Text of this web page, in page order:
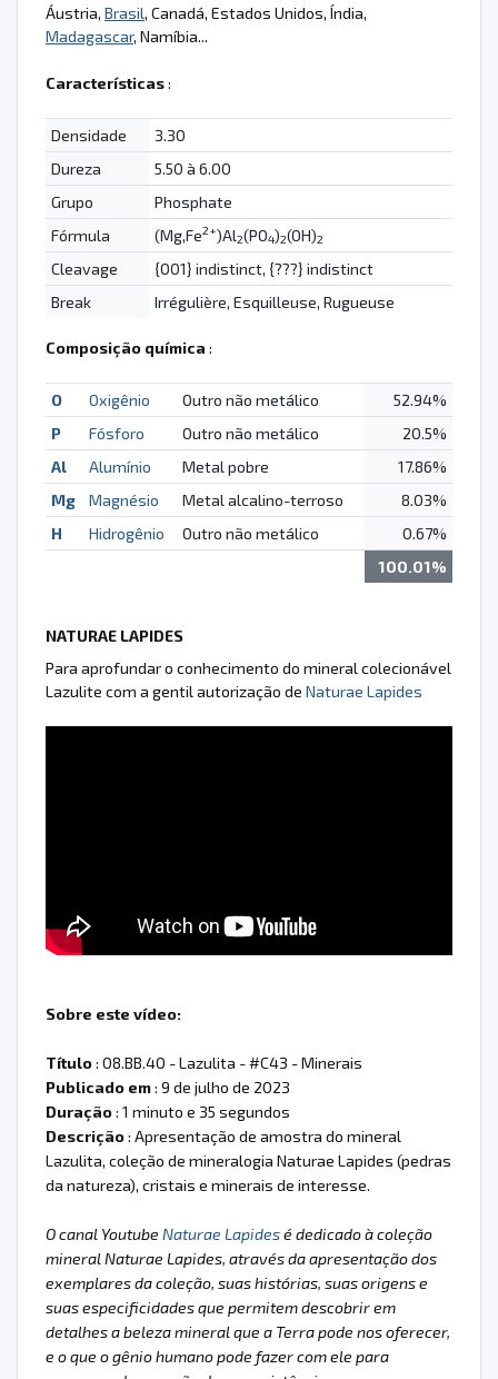
Áustria, Brasil, Canadá, Estados Unidos, Índia,
Madagascar, Namíbia...
Características:
Densidade
3.30
Dureza
5.50 à 6.00
Grupo
Phosphate
Fórmula
(Mg,Fe2+)Al2(PO4)2(OH)2
Cleavage
{001} indistinct, {???} indistinct
Break
Irrégulière, Esquilleuse, Rugueuse
Composição química :
O Oxigênio Outro não metálico
52.94%
P
Fósforo Outro não metálico
20.5%
Al
Alumínio Metal pobre
17.86%
Mg
Magnésio Metal alcalino-terroso
8.03%
H
Hidrogênio Outro não metálico
0.67%
100.01%
NATURAE LAPIDES
Para aprofundar o conhecimento do mineral colecionável
Lazulite com a gentil autorização de Naturae Lapides
Sobre este vídeo:
Título: 08.BB.40 - Lazulita - #C43 - Minerais
Publicado em: 9 de julho de 2023
Duração: 1 minuto e 35 segundos
Descrição: Apresentação de amostra do mineral
Lazulita, coleção de mineralogia Naturae Lapides (pedras
da natureza), cristais e minerais de interesse.
O canal Youtube Naturae Lapidesé dedicado à coleção
mineral Naturae Lapides, através da apresentação dos
exemplares da coleção, suas histórias, suas origens e
suas especificidades que permitem descobrir em
detalhes a beleza mineral que a Terra pode nos oferecer,
e o que o gênio humano pode fazer com ele para